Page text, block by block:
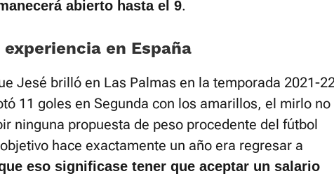
abierto hasta el 9.
en España
Jesé brilló en Las Palmas en la temporada 2021-
11 goles en Segunda con los amarillos, el mirlo no
ninguna propuesta de peso procedente del fútbol
hace exactamente un año era regresar a
eso significase tener que aceptar un salario